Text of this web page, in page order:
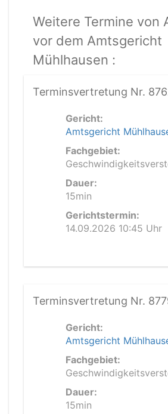
Weitere Termine von
vor dem Amtsgericht
Mühlhausen :
Terminsvertretung Nr.
Gericht:
Amtsgericht
Fachgebiet:
Dauer:
15min
Gerichtstermin:
14.09.2026 10:45 Uhr
Terminsvertretung Nr.
Gericht:
Amtsgericht
Fachgebiet:
Dauer:
15min